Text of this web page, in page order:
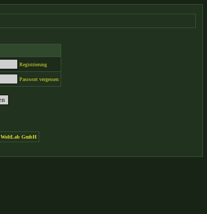
Registrierung
Passwort vergessen
WoltLab GmbH